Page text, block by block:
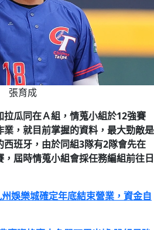
張育成
瓜同在Ａ組，情蒐小組於12強賽
，就目前掌握的資料，最大勁敵是
班牙，由於同組3隊有2隊會先在
屆時情蒐小組會採任務編組前往日
娛樂城確定年底結束營業，資金自